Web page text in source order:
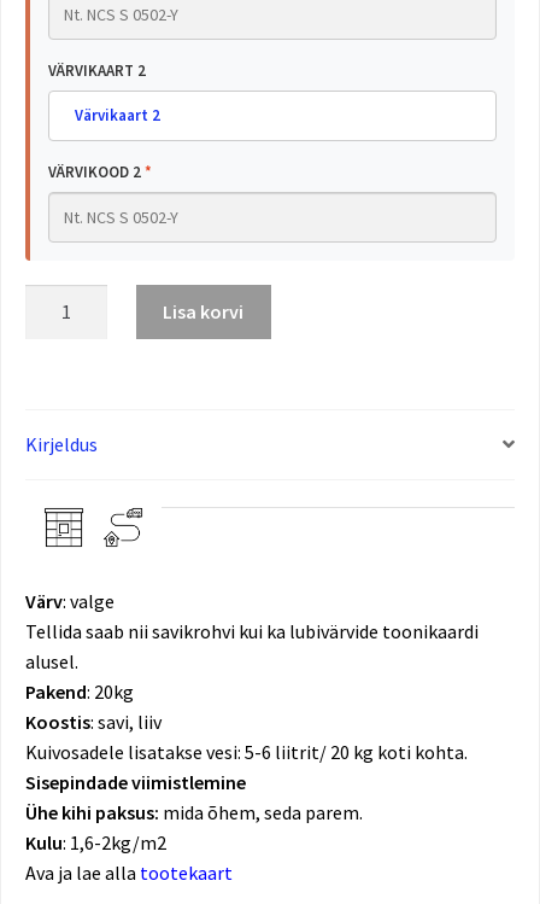
VÄRVIKAART 2
Värvikaart 2
VÄRVIKOOD 2*
Lisa korvi
Kirjeldus
Värv: valge
Tellida saab nii savikrohvi kui ka lubivärvide toonikaardi
alusel.
Pakend: 20kg
Koostis: savi, liiv
Kuivosadele lisatakse vesi: 5-6 liitrit/ 20 kg koti kohta.
Sisepindade viimistlemine
Ühe kihi paksus: mida õhem, seda parem.
Kulu: 1,6-2kg/m2
Ava ja lae alla tootekaart